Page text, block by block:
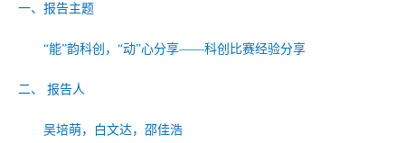
一、报告主题
“能”韵科创，“动”心分享——科创比赛经验分享
二、 报告人
吴培萌，白文达，邵佳浩